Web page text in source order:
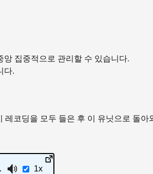
집중적으로 관리할 수 있습니다.
다.
코딩을 모두 들은 후 이 유닛으로 돌아